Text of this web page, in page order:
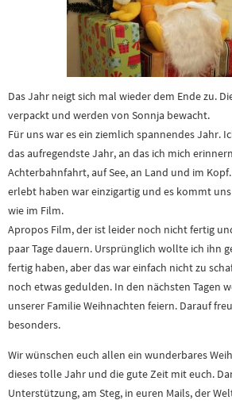
Das Jahr neigt sich mal wieder dem Ende zu.
verpackt und werden von Sonnja bewacht.
Für uns war es ein ziemlich spannendes Jahr.
das aufregendste Jahr, an das ich mich
Achterbahnfahrt, auf See, an Land und im
erlebt haben war einzigartig und es kommt
wie im Film.
Apropos Film, der ist leider noch nicht fertig
paar Tage dauern. Ursprünglich wollte ich ihn
fertig haben, aber das war einfach nicht zu
noch etwas gedulden. In den nächsten Tagen
unserer Familie Weihnachten feiern. Darauf
besonders.
Wir wünschen euch allen ein wunderbares
dieses tolle Jahr und die gute Zeit mit euch.
Unterstützung, am Steg, in euren Mails, der